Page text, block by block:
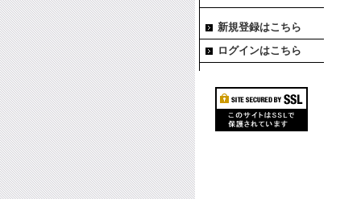
新規登録はこちら
ログインはこちら